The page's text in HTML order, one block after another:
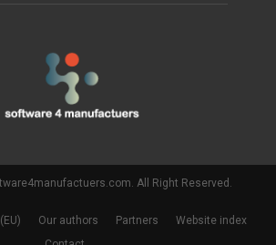
All Right Reserved.
Our authors Partners
Website index